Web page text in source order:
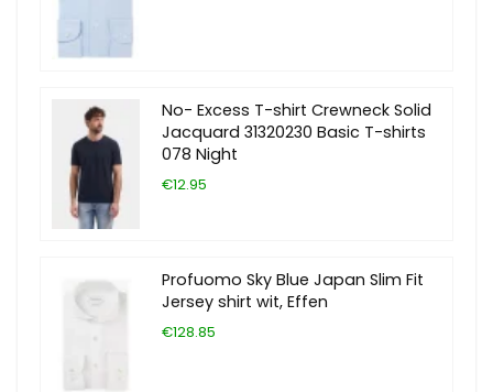
No- Excess T-shirt Crewneck Solid
Jacquard 31320230 Basic T-shirts
078 Night
€12.95
Profuomo Sky Blue Japan Slim Fit
Jersey shirt wit, Effen
€128.85